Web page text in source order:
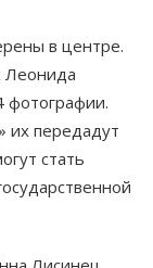
в центре.
Леонида
фотографии.
их передадут
стать